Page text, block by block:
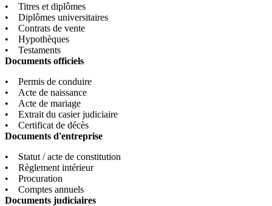
• Titres et diplômes
• Diplômes universitaires
• Contrats de vente
• Hypothèques
• Testaments
Documents officiels
• Permis de conduire
• Acte de naissance
• Acte de mariage
• Extrait du casier judiciaire
• Certificat de décès
Documents d'entreprise
• Statut / acte de constitution
• Règlement intérieur
• Procuration
• Comptes annuels
Documents judiciaires